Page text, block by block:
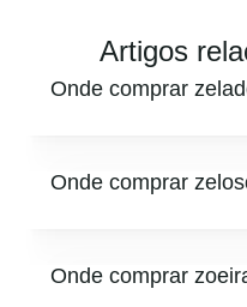
Artigos
Onde comprar
Onde comprar
Onde comprar